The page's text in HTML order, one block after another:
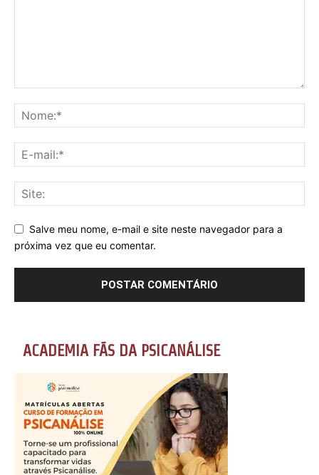
Salve meu nome, e-mail e site neste navegador para a
próxima vez que eu comentar.
ACADEMIA FÃS DA PSICANÁLISE